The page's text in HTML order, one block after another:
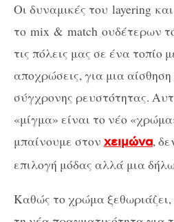
Οι δυναμικές του layering και
το mix & match ουδέτερων
τις πόλεις μας σε ένα τοπίο
αποχρώσεις, για μια
σύγχρονης ρευστότητας.
«μίγμα» είναι το νέο
μπαίνουμε στον χειμώνα,
επιλογή μόδας αλλά μια
Καθώς το χρώμα ξεθωριάζει,